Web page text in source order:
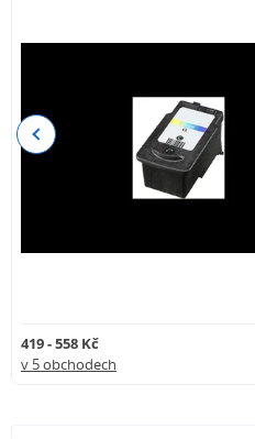
419 - 558 Kč
v 5 obchodech
Previous